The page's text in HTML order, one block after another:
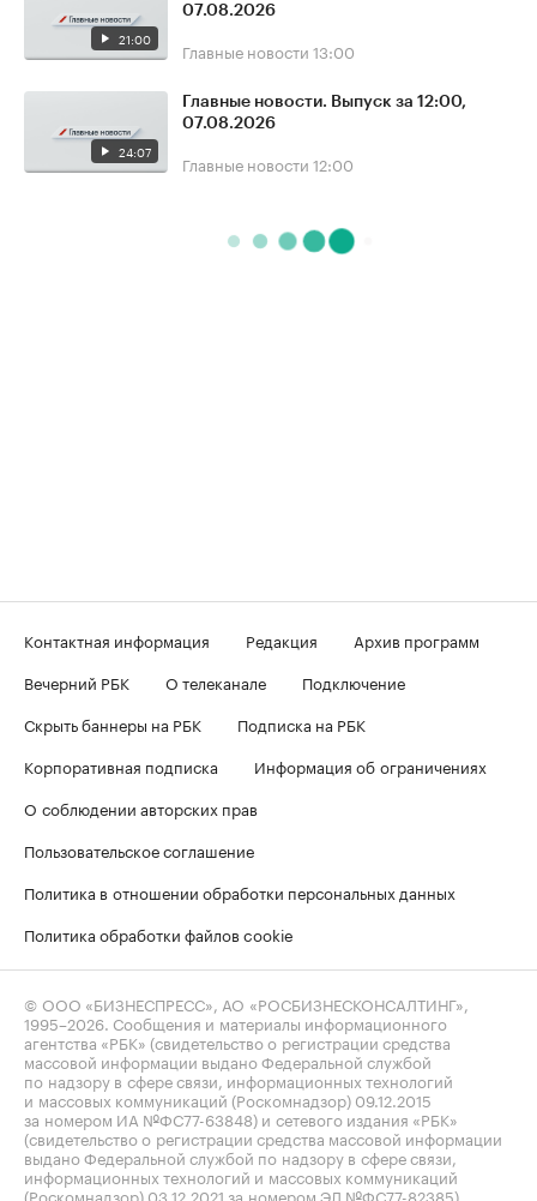
21:00
07.08.2026
Главные новости 13:00
24:07
Главные новости. Выпуск за 12:00,
07.08.2026
Главные новости 12:00
Контактная информация Редакция
Архив программ
Вечерний РБК
О телеканале
Подключение
Скрыть баннеры на РБК
Подписка на РБК
Корпоративная подписка
Информация об ограничениях
О соблюдении авторских прав
Пользовательское соглашение
Политика в отношении обработки персональных данных
Политика обработки файлов cookie
© ООО «БИЗНЕСПРЕСС», АО «РОСБИЗНЕСКОНСАЛТИНГ»,
1995–2026 . Сообщения и материалы информационного
агентства «РБК» (свидетельство о регистрации средства
массовой информации выдано Федеральной службой
по надзору в сфере связи, информационных технологий
и массовых коммуникаций (Роскомнадзор) 09.12.2015
за номером ИА №ФС77-63848) и сетевого издания «РБК»
(свидетельство о регистрации средства массовой информации
выдано Федеральной службой по надзору в сфере связи,
информационных технологий и массовых коммуникаций
(Роскомнадзор) 03.12.2021 за номером ЭЛ №ФС77-82385)